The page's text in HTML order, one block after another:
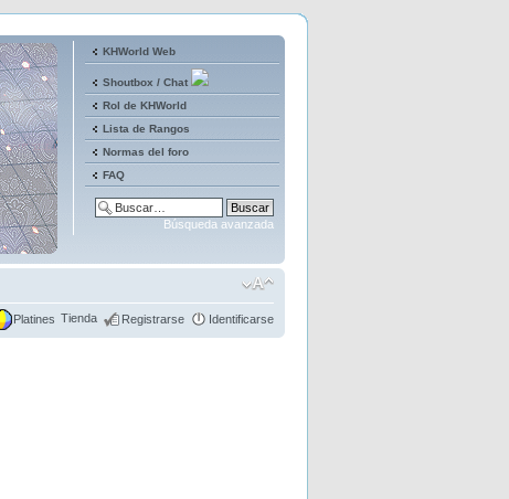
KHWorld Web
Shoutbox / Chat
Rol de KHWorld
Lista de Rangos
Normas del foro
FAQ
Búsqueda avanzada
Platines Tienda Registrarse Identificarse